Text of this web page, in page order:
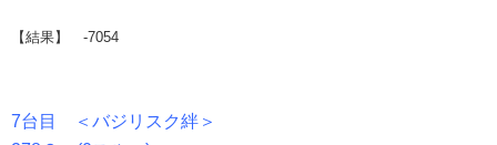
【結果】 -7054
7台目 ＜バジリスク絆＞